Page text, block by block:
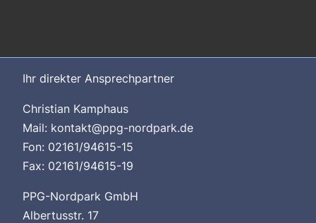
Ihr direkter Ansprechpartner
Christian Kamphaus
Mail: kontakt@ppg-nordpark.de
Fon: 02161/94615-15
Fax: 02161/94615-19
PPG-Nordpark GmbH
Albertusstr. 17